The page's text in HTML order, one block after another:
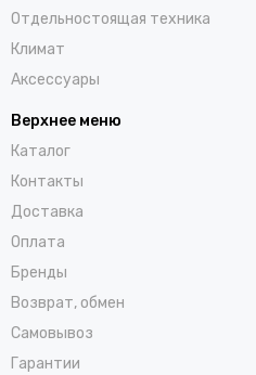
Отдельностоящая техника
Климат
Аксессуары
Верхнее меню
Каталог
Контакты
Доставка
Оплата
Бренды
Возврат, обмен
Самовывоз
Гарантии